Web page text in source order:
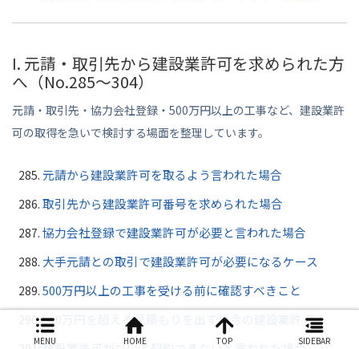
I. 元請・取引先から建設業許可を求められた方
へ（No.285〜304）
元請・取引先・協力会社登録・500万円以上の工事など、建設業許
可の取得を急いで検討する場面を整理しています。
元請から建設業許可を取るよう言われた場合
取引先から建設業許可番号を求められた場合
協力会社登録で建設業許可が必要と言われた場合
大手元請との取引で建設業許可が必要になるケース
500万円以上の工事を受ける前に確認すべきこと
500万円を超える見積もりを出す場合の建設業許可
MENU HOME TOP SIDEBAR